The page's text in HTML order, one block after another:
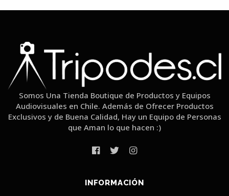
Somos Una Tienda Boutique de Productos y Equipos
Audiovisuales en Chile. Además de Ofrecer Productos
Exclusivos y de Buena Calidad, Hay un Equipo de Personas
que Aman lo que hacen :)
INFORMACIÓN